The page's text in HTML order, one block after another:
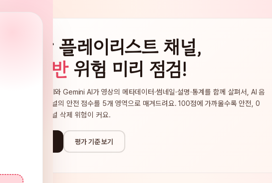
AI 음악 플레이리스트 채널,
정책 위반위험 미리 점검!
YouTube Data API와 Gemini AI가 영상의 메타데이터·썸네일·설명·통계를 함께 살펴서, AI 음
악 플레이리스트 채널의 안전 점수를 5개 영역으로 매겨드려요. 100점에 가까울수록 안전, 0
점에 가까울수록 채널 삭제 위험이 커요.
평가 기준 보기